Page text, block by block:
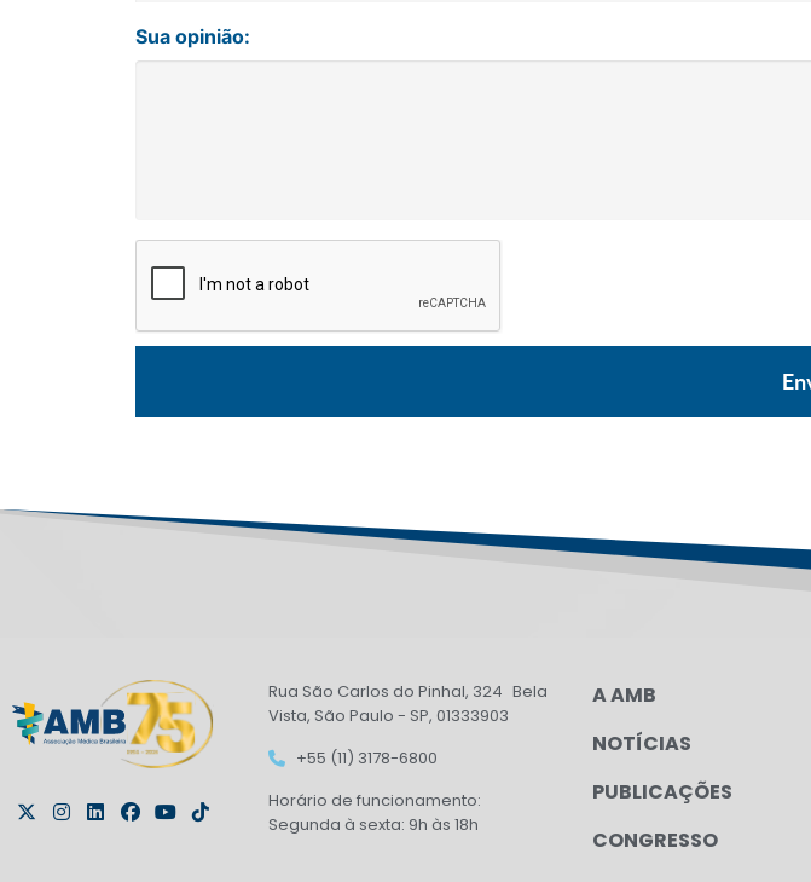
Sua opinião:
Rua São Carlos do Pinhal, 324 Bela
Vista, São Paulo - SP, 01333903
+55 (11) 3178-6800
Horário de funcionamento:
Segunda à sexta: 9h às 18h
A AMB
NOTÍCIAS
PUBLICAÇÕES
CONGRESSO